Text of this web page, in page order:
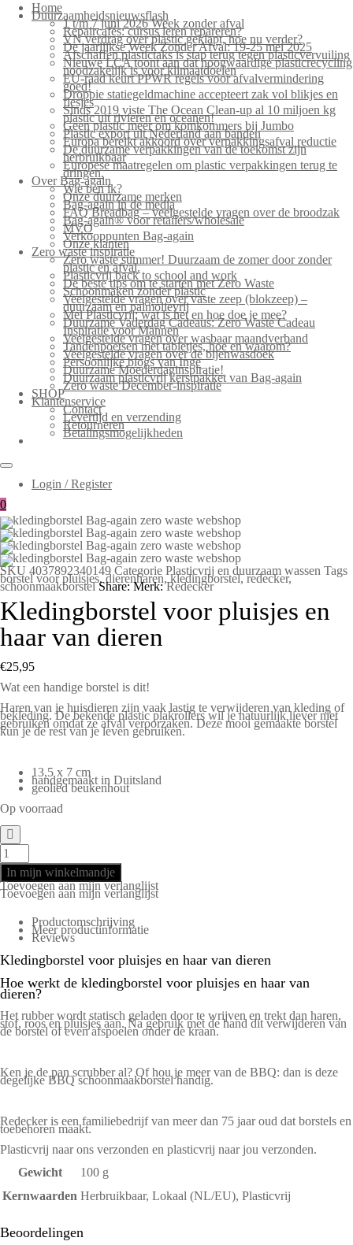
Home
Duurzaamheidsnieuwsflash
1 t/m 7 juni 2026 Week zonder afval
Repaircafés: cursus leren repareren?
VN verdrag over plastic geklapt, hoe nu verder?
De jaarlijkse Week Zonder Afval: 19-25 mei 2025
Afschaffen plastictaks is stap terug tegen plasticvervuiling
Nieuwe LCA toont aan dat hoogwaardige plasticrecycling
noodzakelijk is voor klimaatdoelen
EU-raad keurt PPWR regels voor afvalvermindering
goed!
Droppie statiegeldmachine accepteert zak vol blikjes en
flesjes
Sinds 2019 viste The Ocean Clean-up al 10 miljoen kg
plastic uit rivieren en oceanen!
Geen plastic meer om komkommers bij Jumbo
Plastic export uit Nederland aan banden
Europa bereikt akkoord over verpakkingsafval reductie
De duurzame verpakkingen van de toekomst zijn
herbruikbaar
Europese maatregelen om plastic verpakkingen terug te
dringen.
Over Bag-again
Wie ben ik?
Onze duurzame merken
Bag-again in de media
FAQ Breadbag – veelgestelde vragen over de broodzak
Bag-again® voor retailers/wholesale
MVO
Verkooppunten Bag-again
Onze klanten
Zero waste inspiratie
Zero waste summer! Duurzaam de zomer door zonder
plastic en afval.
Plasticvrij back to school and work
De beste tips om te starten met Zero Waste
Schoonmaken zonder plastic
Veelgestelde vragen over vaste zeep (blokzeep) –
duurzaam en palmolievrij
Mei Plasticvrij: wat is het en hoe doe je mee?
Duurzame Vaderdag Cadeaus: Zero Waste Cadeau
Inspiratie voor Mannen
Veelgestelde vragen over wasbaar maandverband
Tandenpoetsen met tabletjes, hoe en waarom?
Veelgestelde vragen over de bijenwasdoek
Persoonlijke blogs van Inge
Duurzame Moederdaginspiratie!
Duurzaam plasticvrij kerstpakket van Bag-again
Zero waste December-inspiratie
SHOP
Klantenservice
Contact
Levertijd en verzending
Retourneren
Betalingsmogelijkheden
Login / Register
0
SKU 4037892340149 Categorie Plasticvrij en duurzaam wassen Tags
borstel voor pluisjes,dierenharen,kledingborstel,redecker,
schoonmaakborstel Share: Merk:Redecker
Kledingborstel voor pluisjes en
haar van dieren
€25,95
Wat een handige borstel is dit!
Haren van je huisdieren zijn vaak lastig te verwijderen van kleding of
bekleding. De bekende plastic plakrollers wil je natuurlijk liever niet
gebruiken omdat ze afval veroorzaken. Deze mooi gemaakte borstel
kun je de rest van je leven gebruiken.
13,5 x 7 cm
handgemaakt in Duitsland
geolied beukenhout
Op voorraad
In mijn winkelmandje
Toevoegen aan mijn verlanglijst
Toevoegen aan mijn verlanglijst
Productomschrijving
Meer productinformatie
Reviews
Kledingborstel voor pluisjes en haar van dieren
Hoe werkt de kledingborstel voor pluisjes en haar van
dieren?
Het rubber wordt statisch geladen door te wrijven en trekt dan haren,
stof, roos en pluisjes aan. Na gebruik met de hand dit verwijderen van
de borstel of even afspoelen onder de kraan.
Ken je de pan scrubberal? Of hou je meer van de BBQ: dan is deze
degelijkeBBQ schoonmaakborstelhandig.
Redecker is een familiebedrijf van meer dan 75 jaar oud dat borstels en
toebehoren maakt.
Plasticvrij naar ons verzonden en plasticvrij naar jou verzonden.
Gewicht
100 g
Kernwaarden Herbruikbaar, Lokaal (NL/EU), Plasticvrij
Beoordelingen